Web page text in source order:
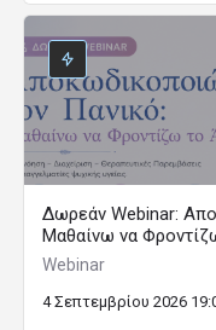
Δωρεάν Webinar:
Μαθαίνω να
Webinar
4 Σεπτεμβρίου 2026